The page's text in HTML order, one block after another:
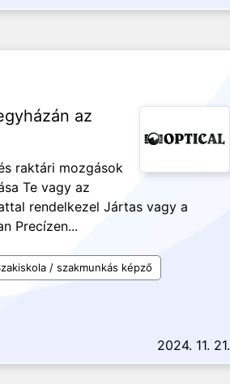
az
raktári mozgások
Te vagy az
rendelkezel Jártas vagy a
Precízen...
/ szakmunkás képző
2024. 11. 21.